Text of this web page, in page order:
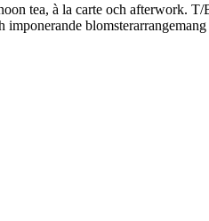
tea, à la carte och afterwork.